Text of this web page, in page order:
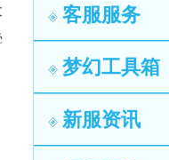
客服服务
梦幻工具箱
新服资讯